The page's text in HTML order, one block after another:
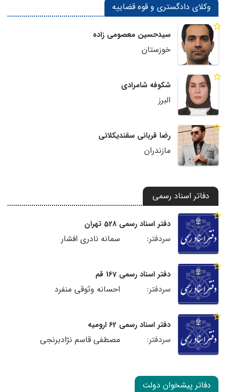
وکلای دادگستری و قوه قضاییه
سیدحسین معصومی زاده
خوزستان
شکوفه شامرادی
البرز
رضا قربانی سقندیکلائی
مازندران
دفاتر اسناد رسمی
دفتر اسناد رسمی 528 تهران
سردفتر:
سمانه نادری افشار
دفتر اسناد رسمی 167 قم
سردفتر:
احسانه وثوقی منفرد
دفتر اسناد رسمی 62 ارومیه
سردفتر:
مصطفی قاسم نژادبرنجی
دفاتر پیشخوان دولت